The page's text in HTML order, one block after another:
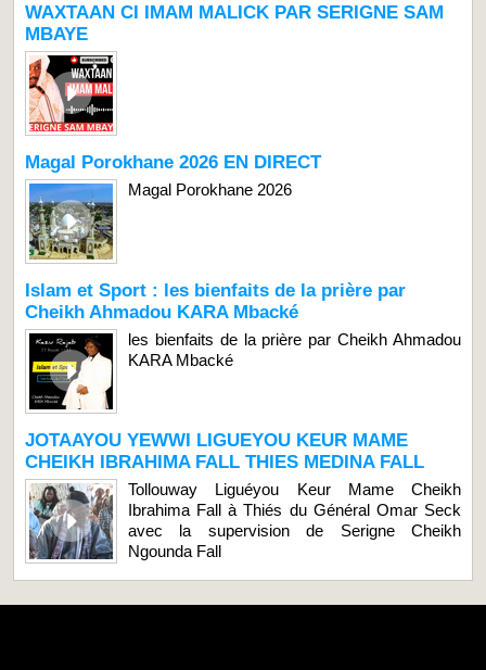
WAXTAAN CI IMAM MALICK PAR SERIGNE SAM
MBAYE
Magal Porokhane 2026 EN DIRECT
Magal Porokhane 2026
Islam et Sport : les bienfaits de la prière par
Cheikh Ahmadou KARA Mbacké
les bienfaits de la prière par Cheikh Ahmadou
KARA Mbacké
JOTAAYOU YEWWI LIGUEYOU KEUR MAME
CHEIKH IBRAHIMA FALL THIES MEDINA FALL
Tollouway Liguéyou Keur Mame Cheikh
Ibrahima Fall à Thiés du Général Omar Seck
avec la supervision de Serigne Cheikh
Ngounda Fall